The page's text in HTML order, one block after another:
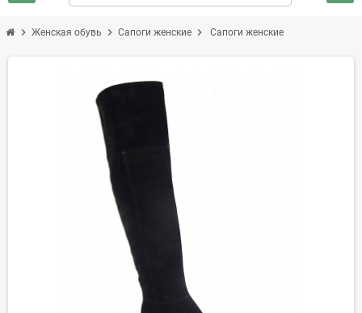
chevron_right Женская обувь chevron_right Сапоги женские chevron_right Сапоги женские